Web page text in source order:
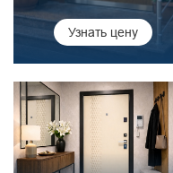
Узнать цену